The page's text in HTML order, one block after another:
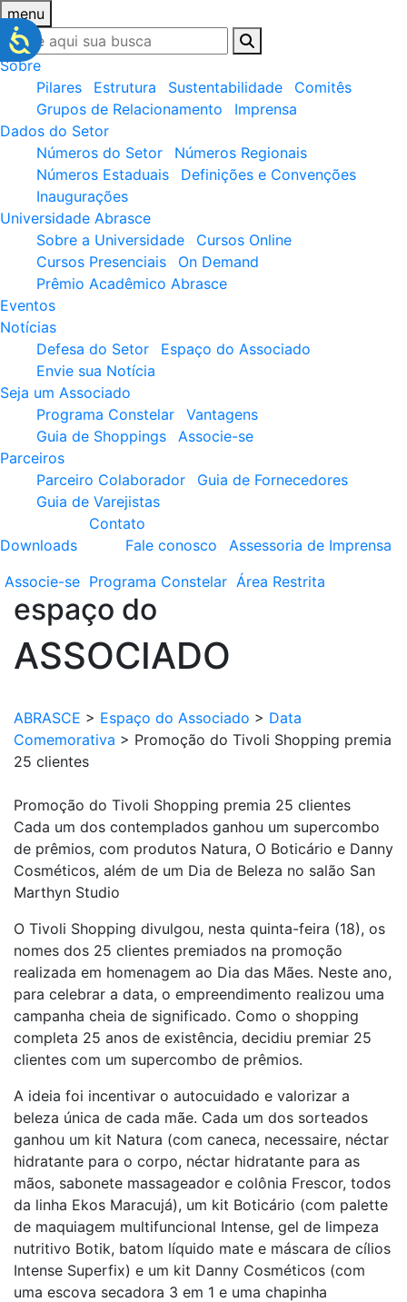
menu
Sobre
Pilares
Estrutura Sustentabilidade
Comitês
Grupos de Relacionamento
Imprensa
Dados do Setor
Números do Setor
Números Regionais
Números Estaduais
Definições e Convenções
Inaugurações
Universidade Abrasce
Sobre a Universidade
Cursos Online
Cursos Presenciais
On Demand
Prêmio Acadêmico Abrasce
Eventos
Notícias
Defesa do Setor
Espaço do Associado
Envie sua Notícia
Seja um Associado
Programa Constelar
Vantagens
Guia de Shoppings
Associe-se
Parceiros
Parceiro Colaborador
Guia de Fornecedores
Guia de Varejistas
Downloads
Contato
Fale conosco
Assessoria de Imprensa
Associe-se Programa Constelar Área Restrita
espaço do
ASSOCIADO
ABRASCE > Espaço do Associado > Data
Comemorativa > Promoção do Tivoli Shopping premia
25 clientes
Promoção do Tivoli Shopping premia 25 clientes
Cada um dos contemplados ganhou um supercombo
de prêmios, com produtos Natura, O Boticário e Danny
Cosméticos, além de um Dia de Beleza no salão San
Marthyn Studio
O Tivoli Shopping divulgou, nesta quinta-feira (18), os
nomes dos 25 clientes premiados na promoção
realizada em homenagem ao Dia das Mães. Neste ano,
para celebrar a data, o empreendimento realizou uma
campanha cheia de significado. Como o shopping
completa 25 anos de existência, decidiu premiar 25
clientes com um supercombo de prêmios.
A ideia foi incentivar o autocuidado e valorizar a
beleza única de cada mãe. Cada um dos sorteados
ganhou um kit Natura (com caneca, necessaire, néctar
hidratante para o corpo, néctar hidratante para as
mãos, sabonete massageador e colônia Frescor, todos
da linha Ekos Maracujá), um kit Boticário (com palette
de maquiagem multifuncional Intense, gel de limpeza
nutritivo Botik, batom líquido mate e máscara de cílios
Intense Superfix) e um kit Danny Cosméticos (com
uma escova secadora 3 em 1 e uma chapinha